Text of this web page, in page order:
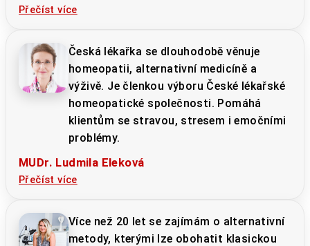
Přečíst více
Česká lékařka se dlouhodobě věnuje
homeopatii, alternativní medicíně a
výživě. Je členkou výboru České lékařské
homeopatické společnosti. Pomáhá
klientům se stravou, stresem i emočními
problémy.
MUDr. Ludmila Eleková
Přečíst více
Více než 20 let se zajímám o alternativní
metody, kterými lze obohatit klasickou